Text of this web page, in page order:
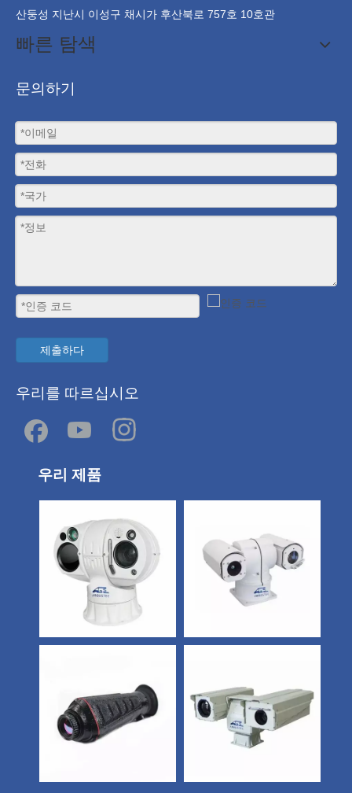
산둥성 지난시 이성구 채시가 후산북로 757호 10호관
빠른 탐색
문의하기
제출하다
우리를 따르십시오
우리 제품